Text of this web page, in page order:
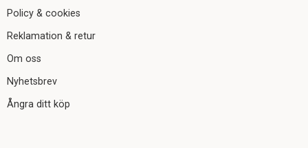
Policy & cookies
Reklamation & retur
Om oss
Nyhetsbrev
Ångra ditt köp